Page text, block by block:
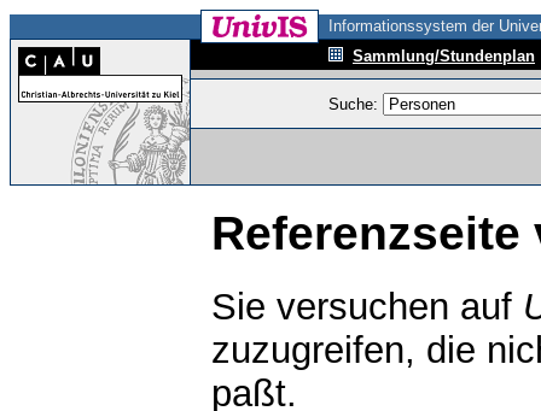
Informationssystem der
Sammlung/Stundenplan
Suche:
Referenzseite
Sie versuchen auf
zuzugreifen, die
paßt.